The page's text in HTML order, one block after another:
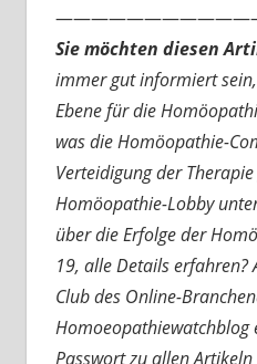
Sie möchten diesen
immer gut informiert
Ebene für die
was die Homöopathie-
Verteidigung der
Homöopathie-Lobby
über die Erfolge der
19, alle Details erfahren?
Club des Online-
Homoeopathiewatchblog
Passwort zu allen